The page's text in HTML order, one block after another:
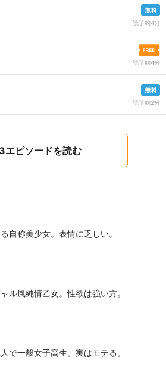
読了約4分
読了約4分
読了約2分
エピソードを読む
自称美少女。表情に乏しい。
ル風純情乙女。性欲は強い方。
で一般女子高生。実はモテる。